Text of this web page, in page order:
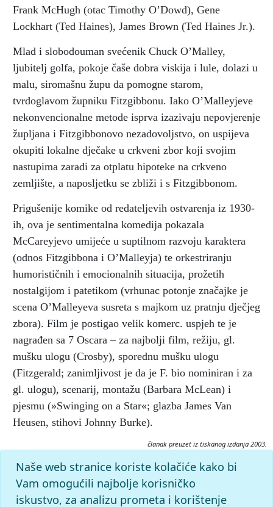
Frank McHugh (otac Timothy O’Dowd), Gene
Lockhart (Ted Haines), James Brown (Ted Haines Jr.).
Mlad i slobodouman svećenik Chuck O’Malley,
ljubitelj golfa, pokoje čaše dobra viskija i lule, dolazi u
malu, siromašnu župu da pomogne starom,
tvrdoglavom župniku Fitzgibbonu. Iako O’Malleyjeve
nekonvencionalne metode isprva izazivaju nepovjerenje
župljana i Fitzgibbonovo nezadovoljstvo, on uspijeva
okupiti lokalne dječake u crkveni zbor koji svojim
nastupima zaradi za otplatu hipoteke na crkveno
zemljište, a naposljetku se zbliži i s Fitzgibbonom.
Prigušenije komike od redateljevih ostvarenja iz 1930-
ih, ova je sentimentalna komedija pokazala
McCareyjevo umijeće u suptilnom razvoju karaktera
(odnos Fitzgibbona i O’Malleyja) te orkestriranju
humorističnih i emocionalnih situacija, prožetih
nostalgijom i patetikom (vrhunac potonje značajke je
scena O’Malleyeva susreta s majkom uz pratnju dječjeg
zbora). Film je postigao velik komerc. uspjeh te je
nagrađen sa 7 Oscara – za najbolji film, režiju, gl.
mušku ulogu (Crosby), sporednu mušku ulogu
(Fitzgerald; zanimljivost je da je F. bio nominiran i za
gl. ulogu), scenarij, montažu (Barbara McLean) i
pjesmu (»Swinging on a Star«; glazba James Van
Heusen, stihovi Johnny Burke).
članak preuzet iz tiskanog izdanja 2003.
Citiranje:
Idući svojim putem.
Filmski leksikon (2003), mrežno izdanje.
Leksikografski zavod Miroslav Krleža, 2026. Pristupljeno
7.8.2026. <https://film.lzmk.hr/clanak/iduci-svojim-putem>.
Naše web stranice koriste kolačiće kako bi
Vam omogućili najbolje korisničko
iskustvo, za analizu prometa i korištenje